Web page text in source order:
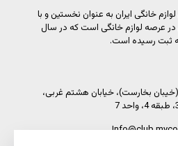
خانگی ایران به عنوان نخستین و با
عرصه لوازم خانگی است که در سال
(خیبان بخارست)، خیابان هشتم غربی،